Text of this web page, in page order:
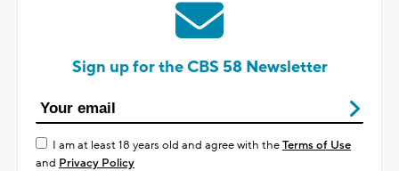
Sign up for the CBS 58 Newsletter
I am at least 18 years old and agree with theTerms of Use
and Privacy Policy